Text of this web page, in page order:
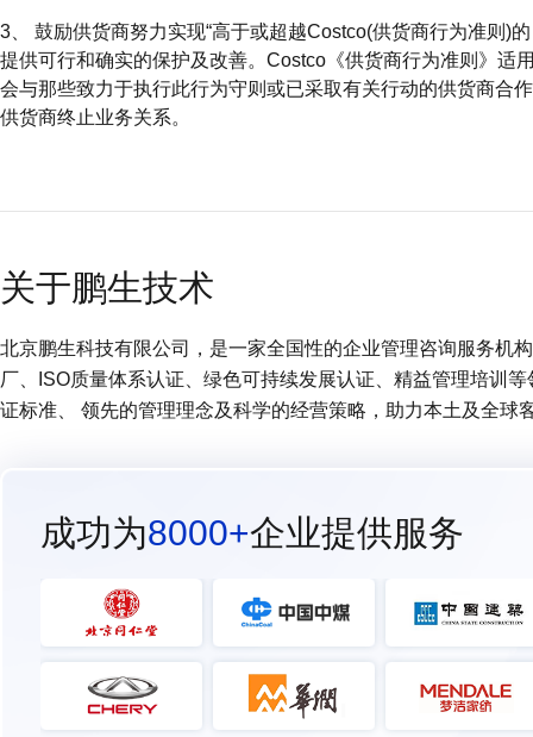
3、 鼓励供货商努力实现“高于或超越Costco(供货商行为准则)
提供可行和确实的保护及改善。Costco《供货商行为准则》适
会与那些致力于执行此行为守则或已采取有关行动的供货商合
供货商终止业务关系。
关于鹏生技术
北京鹏生科技有限公司，是一家全国性的企业管理咨询服务机
厂、ISO质量体系认证、绿色可持续发展认证、精益管理培训
证标准、 领先的管理理念及科学的经营策略，助力本土及全球
成功为8000+企业提供服务